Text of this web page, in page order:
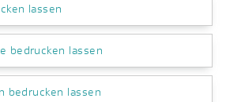
lassen
bedrucken lassen
bedrucken lassen